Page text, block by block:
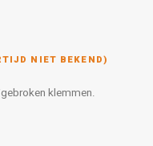
NIET BEKEND)
klemmen.